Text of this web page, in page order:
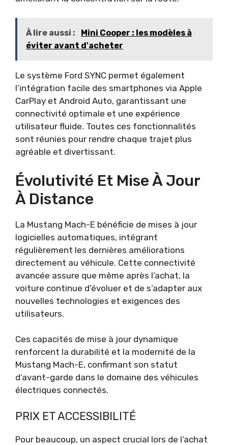
À lire aussi :
Mini Cooper : les modèles à
éviter avant d'acheter
Le système Ford SYNC permet également
l’intégration facile des smartphones via Apple
CarPlay et Android Auto, garantissant une
connectivité optimale et une expérience
utilisateur fluide. Toutes ces fonctionnalités
sont réunies pour rendre chaque trajet plus
agréable et divertissant.
Évolutivité Et Mise À Jour
À Distance
La Mustang Mach-E bénéficie de mises à jour
logicielles automatiques, intégrant
régulièrement les dernières améliorations
directement au véhicule. Cette connectivité
avancée assure que même après l’achat, la
voiture continue d’évoluer et de s’adapter aux
nouvelles technologies et exigences des
utilisateurs.
Ces capacités de mise à jour dynamique
renforcent la durabilité et la modernité de la
Mustang Mach-E, confirmant son statut
d’avant-garde dans le domaine des véhicules
électriques connectés.
PRIX ET ACCESSIBILITÉ
Pour beaucoup, un aspect crucial lors de l’achat